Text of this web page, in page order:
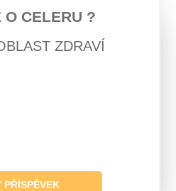
O CELERU ?
ZDRAVÍ
PŘÍSPĚVEK